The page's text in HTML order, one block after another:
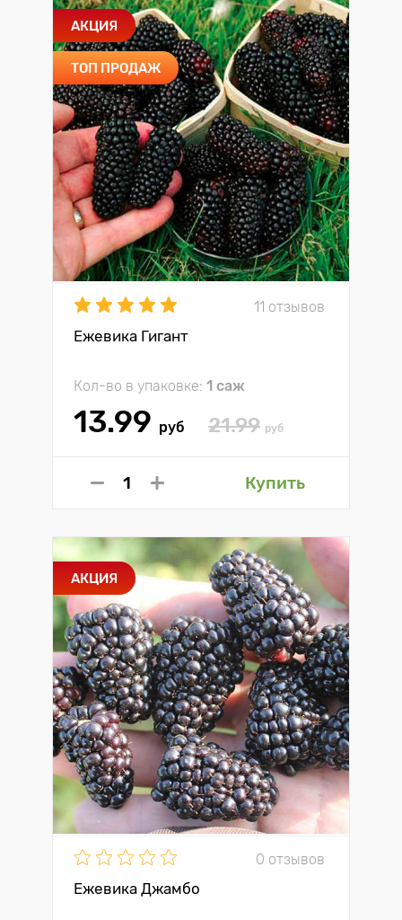
АКЦИЯ
ТОП ПРОДАЖ
11 отзывов
Ежевика Гигант
Кол-во в упаковке: 1 саж
13.99 руб 21.99 руб
Купить
АКЦИЯ
0 отзывов
Ежевика Джамбо